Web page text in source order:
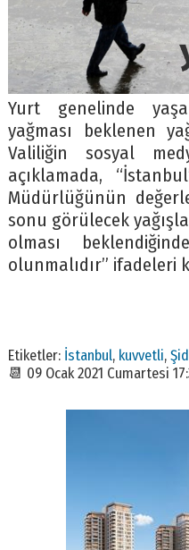
Yurt genelinde
yağması beklenen
Valiliğin sosyal
açıklamada,
Müdürlüğünün
sonu görülecek
olması
olunmalıdır” ifadeleri
Etiketler: İstanbul, kuvvetli,
📆 09 Ocak 2021 Cumartesi